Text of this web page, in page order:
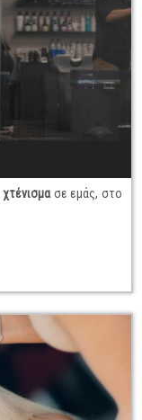
χτένισμασε εμάς, στο